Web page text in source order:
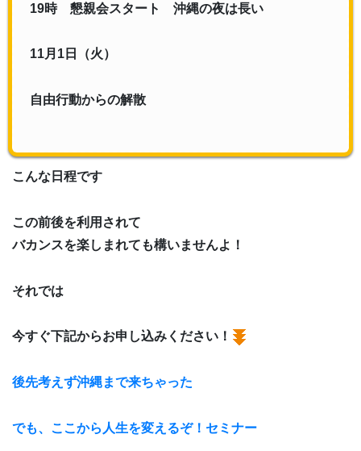
19時 懇親会スタート 沖縄の夜は長い
11月1日（火）
自由行動からの解散
こんな日程です
この前後を利用されて
バカンスを楽しまれても構いませんよ！
それでは
今すぐ下記からお申し込みください！
後先考えず沖縄まで来ちゃった
でも、ここから人生を変えるぞ！セミナー